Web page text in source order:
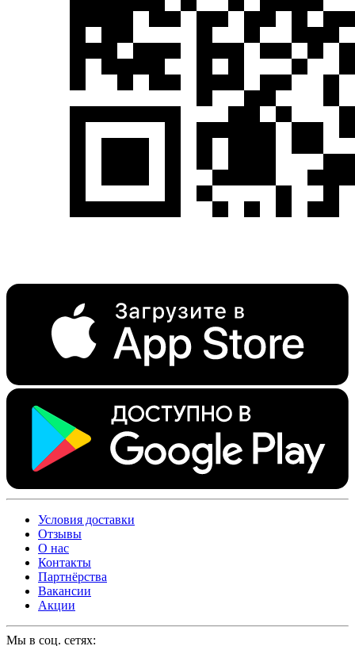
Условия доставки
Отзывы
О нас
Контакты
Партнёрства
Вакансии
Акции
Мы в соц. сетях: